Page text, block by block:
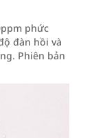
phức
đàn hồi và
Phiên bản